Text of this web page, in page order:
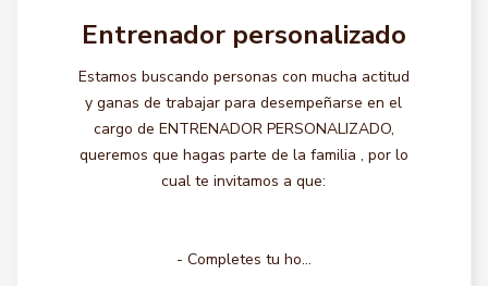
Entrenador personalizado
Estamos buscando personas con mucha actitud
y ganas de trabajar para desempeñarse en el
cargo de ENTRENADOR PERSONALIZADO,
queremos que hagas parte de la familia , por lo
cual te invitamos a que:
- Completes tu ho...